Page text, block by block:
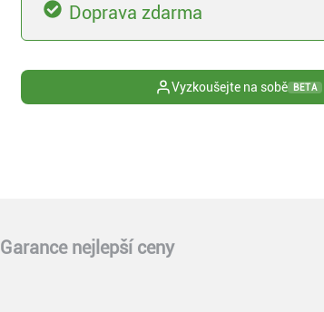
Doprava zdarma
Vyzkoušejte na sobě BETA
Garance nejlepší ceny